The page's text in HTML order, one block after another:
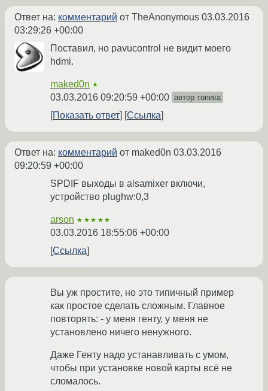
Ответ на: комментарий от TheAnonymous 03.03.2016
03:29:26 +00:00
Поставил, но pavucontrol не видит моего
hdmi.
maked0n ★
03.03.2016 09:20:59 +00:00 автор топика
Показать ответ Ссылка
Ответ на: комментарий от maked0n 03.03.2016
09:20:59 +00:00
SPDIF выходы в alsamixer включи,
устройство plughw:0,3
arson ★★★★★
03.03.2016 18:55:06 +00:00
Ссылка
Вы уж простите, но это типичный пример
как простое сделать сложным. Главное
повторять: - у меня генту, у меня не
установлено ничего ненужного.
Даже Генту надо устанавливать с умом,
чтобы при установке новой карты всё не
сломалось.